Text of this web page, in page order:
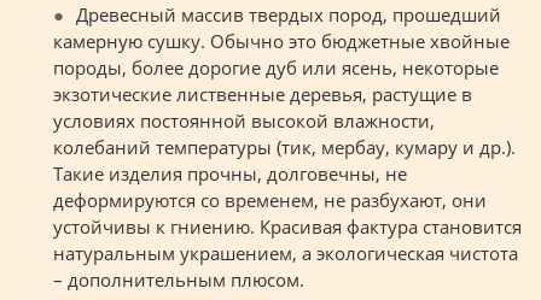
Древесный массив твердых пород, прошедший
камерную сушку. Обычно это бюджетные хвойные
породы, более дорогие дуб или ясень, некоторые
экзотические лиственные деревья, растущие в
условиях постоянной высокой влажности,
колебаний температуры (тик, мербау, кумару и др.).
Такие изделия прочны, долговечны, не
деформируются со временем, не разбухают, они
устойчивы к гниению. Красивая фактура становится
натуральным украшением, а экологическая чистота
– дополнительным плюсом.